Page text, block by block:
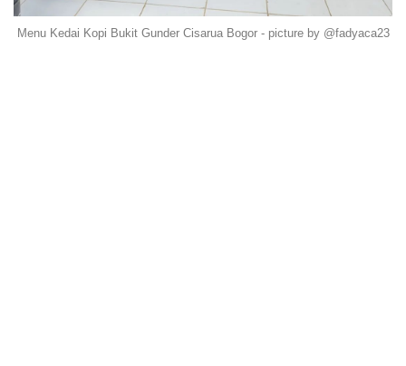
Menu Kedai Kopi Bukit Gunder Cisarua Bogor - picture by @fadyaca23